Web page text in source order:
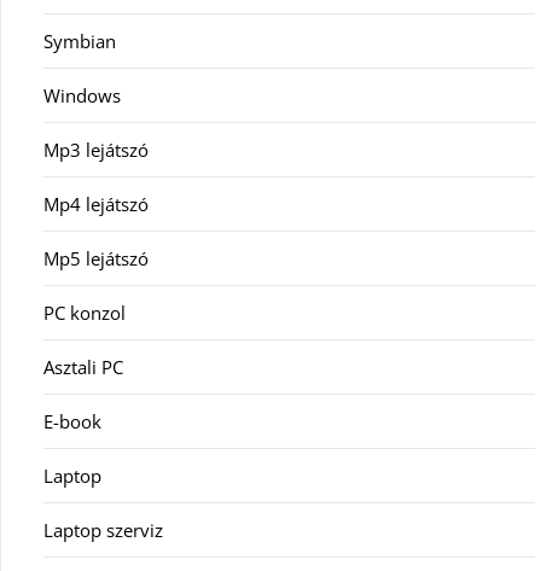
Symbian
Windows
Mp3 lejátszó
Mp4 lejátszó
Mp5 lejátszó
PC konzol
Asztali PC
E-book
Laptop
Laptop szerviz